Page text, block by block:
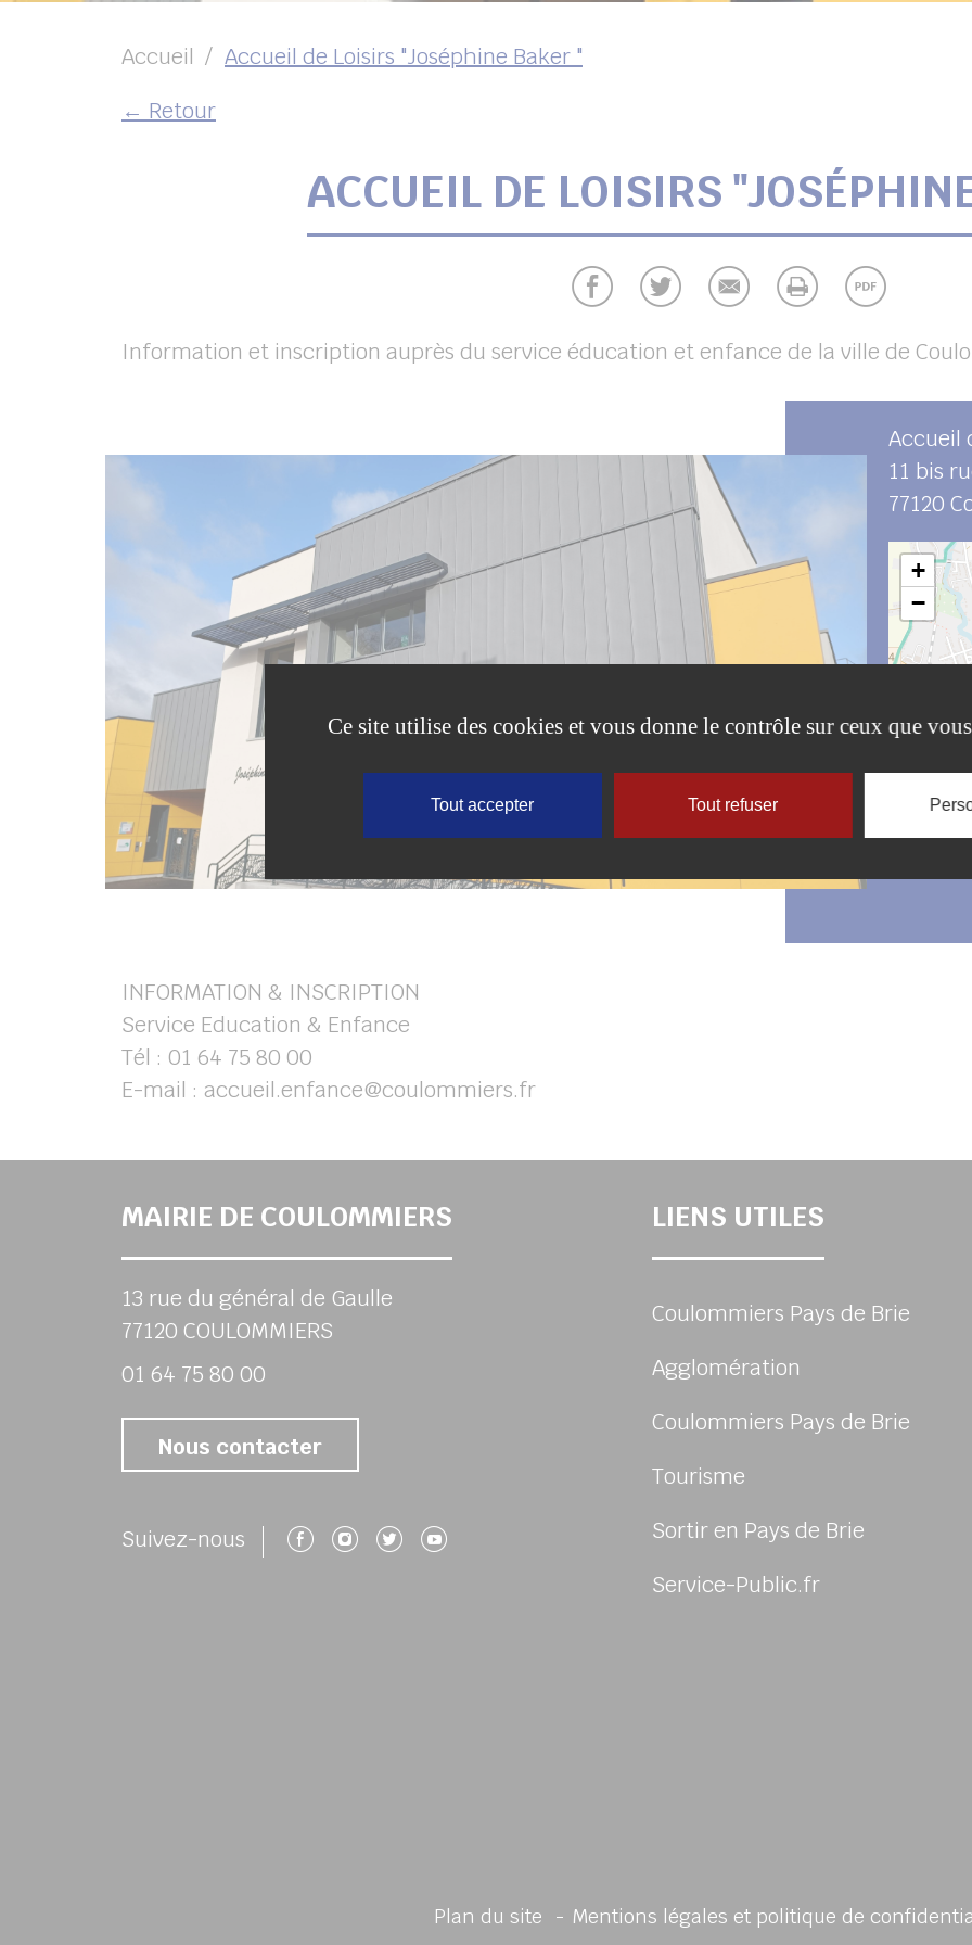
Accueil
Accueil de Loisirs "Joséphine Baker "
← Retour
ACCUEIL DE LOISIRS
Information et inscription auprès du service éducation et enfance de la ville de
Accueil
11 bis
77120
+
−
En
INFORMATION & INSCRIPTION
Service Education & Enfance
Tél : 01 64 75 80 00
E-mail : accueil.enfance@coulommiers.fr
MAIRIE DE COULOMMIERS
13 rue du général de Gaulle
77120 COULOMMIERS
01 64 75 80 00
Nous contacter
Suivez-nous Suivez-nous sur Facebook
Suivez-nous sur Instagram
Suivez-nous sur Twitter
Suivez-nous sur Youtube
LIENS UTILES
Coulommiers Pays de Brie
Agglomération
Coulommiers Pays de Brie
Tourisme
Sortir en Pays de Brie
Service-Public.fr
Plan du site Mentions légales et politique de
Ce site utilise des cookies et vous donne le contrôle sur ceux que
Tout accepter Tout refuser